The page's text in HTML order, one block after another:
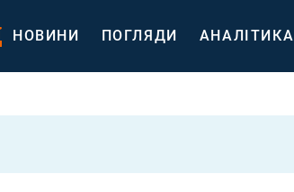
НОВИНИ ПОГЛЯДИ АНАЛІТИКА